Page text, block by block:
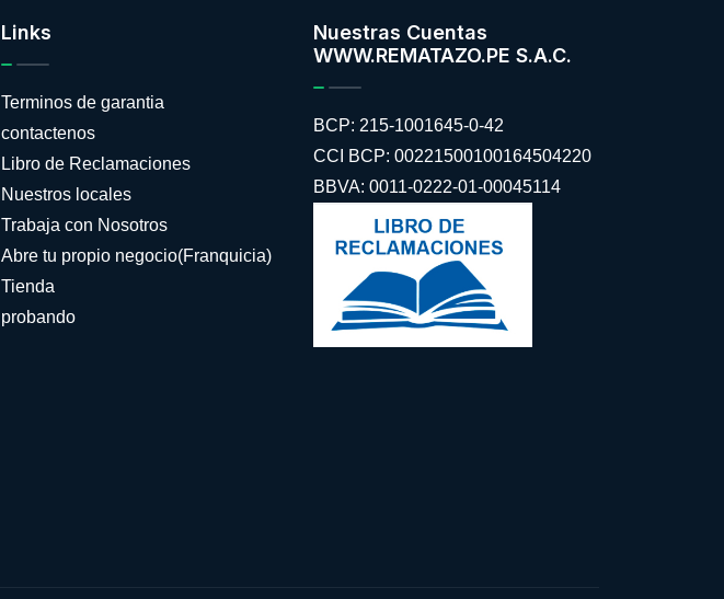
Links
Terminos de garantia
contactenos
Libro de Reclamaciones
Nuestros locales
Trabaja con Nosotros
Abre tu propio negocio(Franquicia)
Tienda
probando
Nuestras Cuentas
WWW.REMATAZO.PE S.A.C.
BCP: 215-1001645-0-42
CCI BCP: 00221500100164504220
BBVA: 0011-0222-01-00045114